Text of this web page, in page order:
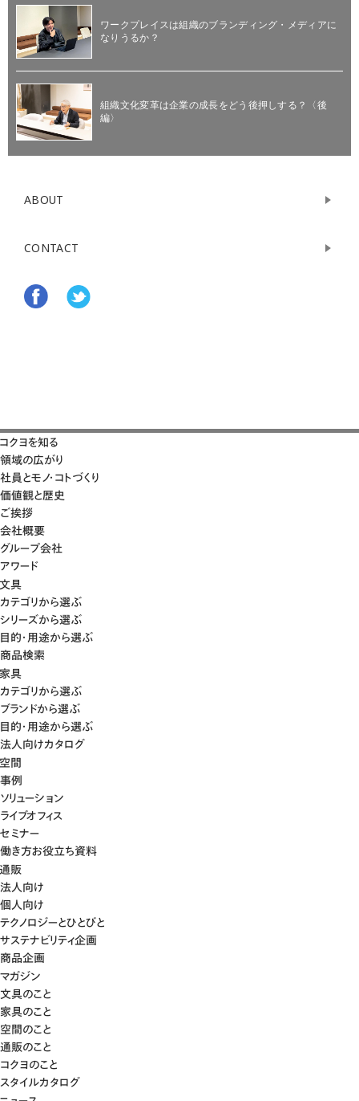
ワークプレイスは組織のブランディング・メディアに
なりうるか？
組織文化変革は企業の成長をどう後押しする？〈後
編〉
ABOUT
CONTACT
コクヨを知る
領域の広がり
社員とモノ・コトづくり
価値観と歴史
ご挨拶
会社概要
グループ会社
アワード
文具
カテゴリから選ぶ
シリーズから選ぶ
目的・用途から選ぶ
商品検索
家具
カテゴリから選ぶ
ブランドから選ぶ
目的・用途から選ぶ
法人向けカタログ
空間
事例
ソリューション
ライブオフィス
セミナー
働き方お役立ち資料
通販
法人向け
個人向け
テクノロジーとひとびと
サステナビリティ企画
商品企画
マガジン
文具のこと
家具のこと
空間のこと
通販のこと
コクヨのこと
スタイルカタログ